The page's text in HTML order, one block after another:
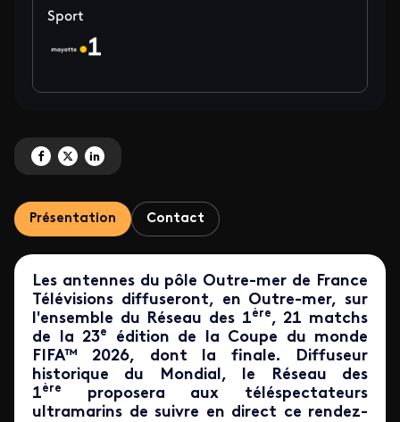
Sport
Partagez 'La Coupe du monde de la FIFA™ 2026 en direct sur les antennes
Partagez 'La Coupe du monde de la FIFA™ 2026 en direct sur les
Partagez 'La Coupe du monde de la FIFA™ 2026 en direct sur
Présentation Contact
Les antennes du pôle Outre-mer de France
Télévisions diffuseront, en Outre-mer, sur
l'ensemble du Réseau des 1ère, 21 matchs
de la 23e
édition de la Coupe du monde
FIFA™ 2026, dont la finale.
Diffuseur
historique du Mondial, le Réseau des
1ère
proposera aux téléspectateurs
ultramarins de suivre en direct ce rendez-